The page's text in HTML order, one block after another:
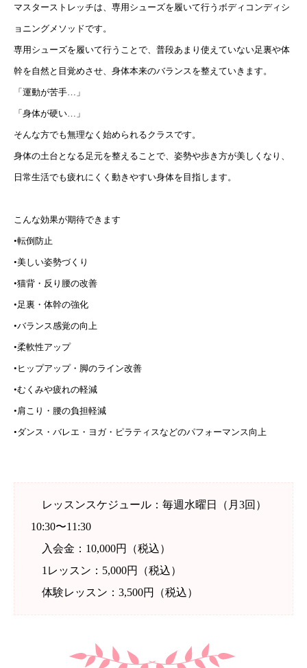
マスターストレッチは、専用シューズを履いて行うボディコンディシ
ョニングメソッドです。
専用シューズを履いて行うことで、普段あまり使えていない足裏や体
幹を自然と目覚めさせ、身体本来のバランスを整えていきます。
「運動が苦手…」
「身体が硬い…」
そんな方でも無理なく始められるクラスです。
身体の土台となる足元を整えることで、姿勢や歩き方が美しくなり、
日常生活でも疲れにくく動きやすい身体を目指します。
こんな効果が期待できます
•転倒防止
•美しい姿勢づくり
•猫背・反り腰の改善
•足裏・体幹の強化
•バランス感覚の向上
•柔軟性アップ
•ヒップアップ・脚のライン改善
•むくみや疲れの軽減
•肩こり・腰の負担軽減
•ダンス・バレエ・ヨガ・ピラティスなどのパフォーマンス向上
レッスンスケジュール：毎週水曜日（月3回）
10:30〜11:30
入会金：10,000円（税込）
1レッスン：5,000円（税込）
体験レッスン：3,500円（税込）